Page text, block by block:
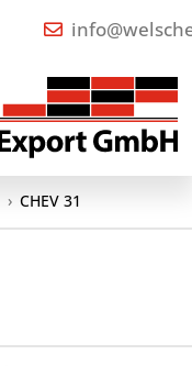
› CHEV 31